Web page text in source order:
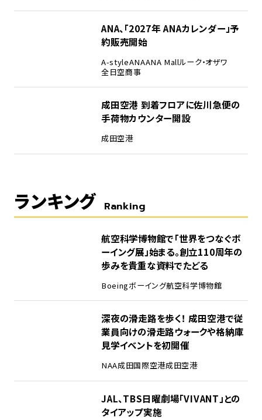
ANA、「2027年 ANAカレンダー」予
約販売開始
A-styleANAANA Mallルーク・オザワ
全日空商事
成田空港 到着フロアに佐川急便の
手荷物カウンター開設
成田空港
ランキング Ranking
航空科学博物館で「世界をつなぐボ
ーイング展」始まる。創立110周年の
歩みを貴重な資料でたどる
Boeingボーイング航空科学博物館
深夜の滑走路を歩く！ 成田空港で従
業員向けの滑走路ウォークや格納庫
見学イベントを初開催
NAA成田国際空港成田空港
JAL、TBS日曜劇場「VIVANT」との
タイアップ実施